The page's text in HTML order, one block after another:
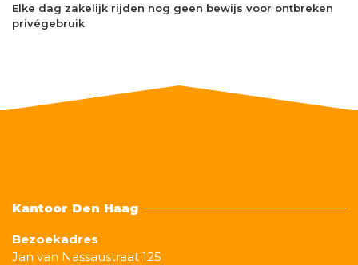
Elke dag zakelijk rijden nog geen bewijs voor ontbreken
privégebruik
Kantoor Den Haag
Bezoekadres
Jan van Nassaustraat 125